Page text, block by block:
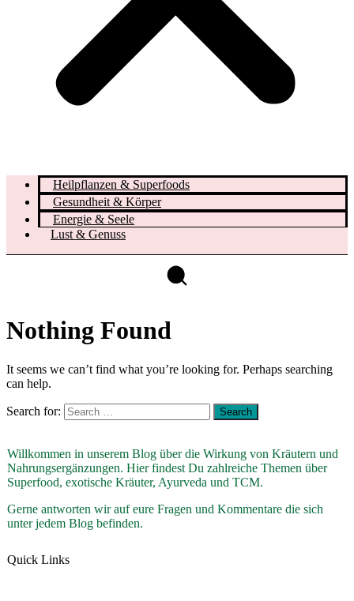
Heilpflanzen & Superfoods
Gesundheit & Körper
Energie & Seele
Lust & Genuss
Nothing Found
It seems we can’t find what you’re looking for. Perhaps searching
can help.
Search for:
Willkommen in unserem Blog über die Wirkung von Kräutern und
Nahrungsergänzungen. Hier findest Du zahlreiche Themen über
Superfood, exotische Kräuter, Ayurveda und TCM.
Gerne antworten wir auf eure Fragen und Kommentare die sich
unter jedem Blog befinden.
Quick Links